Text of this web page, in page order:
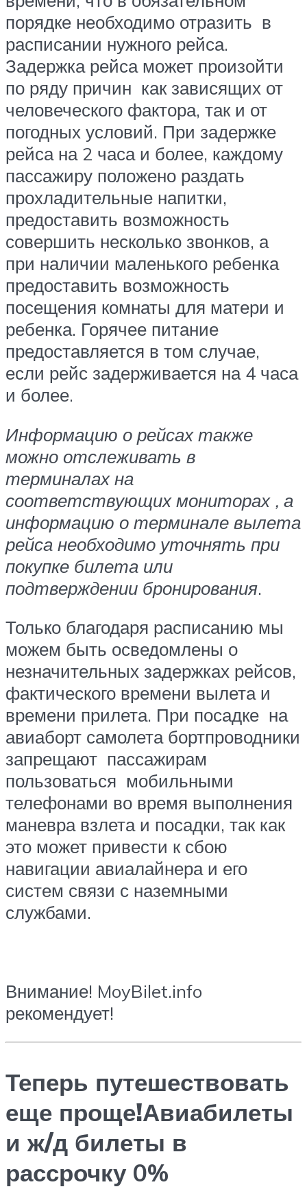
порядке необходимо отразить в
расписании нужного рейса.
Задержка рейса может произойти
по ряду причин как зависящих от
человеческого фактора, так и от
погодных условий. При задержке
рейса на 2 часа и более, каждому
пассажиру положено раздать
прохладительные напитки,
предоставить возможность
совершить несколько звонков, а
при наличии маленького ребенка
предоставить возможность
посещения комнаты для матери и
ребенка. Горячее питание
предоставляется в том случае,
если рейс задерживается на 4 часа
и более.
Информацию о рейсах также
можно отслеживать в
терминалах на
соответствующих мониторах , а
информацию о терминале вылета
рейса необходимо уточнять при
покупке билета или
подтверждении бронирования.
Только благодаря расписанию мы
можем быть осведомлены о
незначительных задержках рейсов,
фактического времени вылета и
времени прилета. При посадке на
авиаборт самолета бортпроводники
запрещают пассажирам
пользоваться мобильными
телефонами во время выполнения
маневра взлета и посадки, так как
это может привести к сбою
навигации авиалайнера и его
систем связи с наземными
службами.
Внимание! MoyBilet.info
рекомендует!
Теперь путешествовать
еще проще!Авиабилеты
и ж/д билеты в
рассрочку 0%